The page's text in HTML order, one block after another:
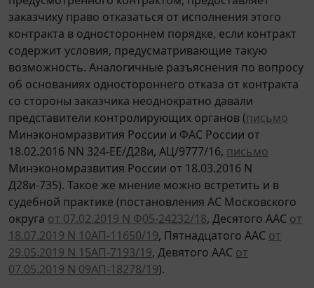
заказчику право отказаться от исполнения этого
контракта в одностороннем порядке, если контракт
содержит условия, предусматривающие такую
возможность. Аналогичные разъяснения по вопросу
об основаниях одностороннего отказа от контракта
со стороны заказчика неоднократно давали
представители контролирующих органов (письмо
Минэкономразвития России и ФАС России от
18.02.2016 NN 324-ЕЕ/Д28и, АЦ/9777/16, письмо
Минэкономразвития России от 18.03.2016 N
Д28и-735). Такое же мнение можно встретить и в
судебной практике (постановления АС Московского
округа от 07.02.2019 N Ф05-24232/18, Десятого ААС от
18.07.2019 N 10АП-11650/19, Пятнадцатого ААС от
29.05.2019 N 15АП-7193/19, Девятого ААС от
07.05.2019 N 09АП-18278/19).